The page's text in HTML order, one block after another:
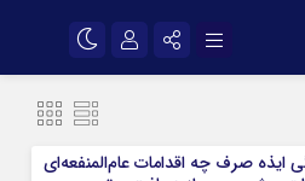
ایذه صرف چه اقدامات عام‌المنفعه‌ای